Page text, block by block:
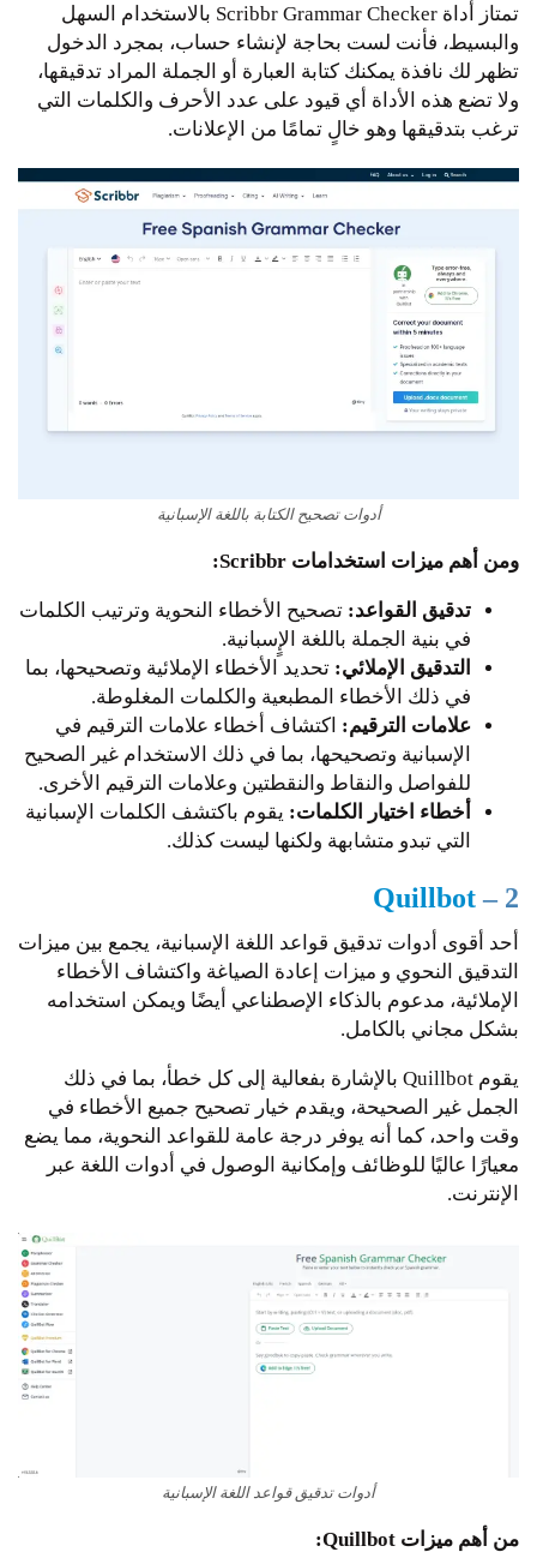
تمتاز أداة Scribbr Grammar Checker بالاستخدام السهل
والبسيط، فأنت لست بحاجة لإنشاء حساب، بمجرد الدخول
تظهر لك نافذة يمكنك كتابة العبارة أو الجملة المراد تدقيقها،
ولا تضع هذه الأداة أي قيود على عدد الأحرف والكلمات التي
ترغب بتدقيقها وهو خالٍ تمامًا من الإعلانات.
أدوات تصحيح الكتابة باللغة الإسبانية
ومن أهم ميزات استخدامات Scribbr:
تدقيق القواعد: تصحيح الأخطاء النحوية وترتيب الكلمات
في بنية الجملة باللغة الإٍسبانية.
التدقيق الإملائي: تحديد الأخطاء الإملائية وتصحيحها، بما
في ذلك الأخطاء المطبعية والكلمات المغلوطة.
علامات الترقيم: اكتشاف أخطاء علامات الترقيم في
الإسبانية وتصحيحها، بما في ذلك الاستخدام غير الصحيح
للفواصل والنقاط والنقطتين وعلامات الترقيم الأخرى.
أخطاء اختيار الكلمات: يقوم باكتشف الكلمات الإسبانية
التي تبدو متشابهة ولكنها ليست كذلك.
2 –
Quillbot
أحد أقوى أدوات تدقيق قواعد اللغة الإسبانية، يجمع بين ميزات
التدقيق النحوي و ميزات إعادة الصياغة واكتشاف الأخطاء
الإملائية، مدعوم بالذكاء الإصطناعي أيضًا ويمكن استخدامه
بشكل مجاني بالكامل.
يقوم Quillbot بالإشارة بفعالية إلى كل خطأ، بما في ذلك
الجمل غير الصحيحة، ويقدم خيار تصحيح جميع الأخطاء في
وقت واحد، كما أنه يوفر درجة عامة للقواعد النحوية، مما يضع
معيارًا عاليًا للوظائف وإمكانية الوصول في أدوات اللغة عبر
الإنترنت.
أدوات تدقيق قواعد اللغة الإسبانية
من أهم ميزات Quillbot: